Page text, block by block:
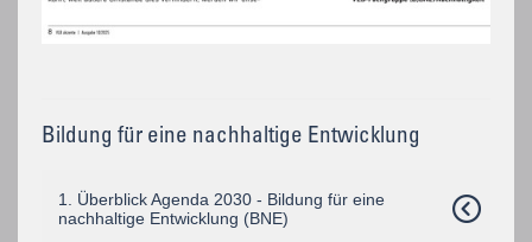
Bildung für eine nachhaltige Entwicklung
1. Überblick Agenda 2030 - Bildung für eine
nachhaltige Entwicklung (BNE)